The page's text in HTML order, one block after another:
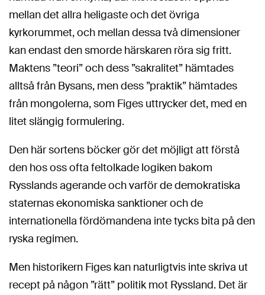
mellan det allra heligaste och det övriga
kyrkorummet, och mellan dessa två dimensioner
kan endast den smorde härskaren röra sig fritt.
Maktens ”teori” och dess ”sakralitet” hämtades
alltså från Bysans, men dess ”praktik” hämtades
från mongolerna, som Figes uttrycker det, med en
litet slängig formulering.
Den här sortens böcker gör det möjligt att förstå
den hos oss ofta feltolkade logiken bakom
Rysslands agerande och varför de demokratiska
staternas ekonomiska sanktioner och de
internationella fördömandena inte tycks bita på den
ryska regimen.
Men historikern Figes kan naturligtvis inte skriva ut
recept på någon ”rätt” politik mot Ryssland. Det är